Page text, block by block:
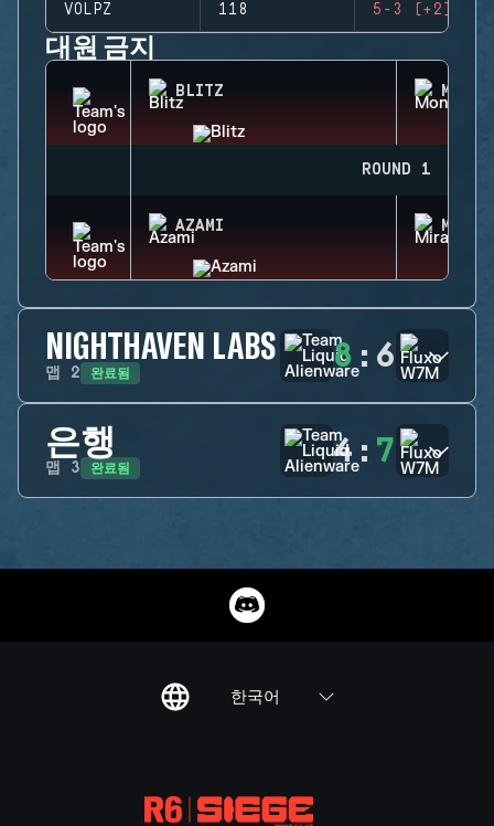
VOLPZ 118 5-3 (+2)
대원 금지
BLITZ
ROUND 1
AZAMI MIRA
NIGHTHAVEN LABS
맵 2 완료됨 8 : 6
은행
맵 3 완료됨 4 : 7
한국어